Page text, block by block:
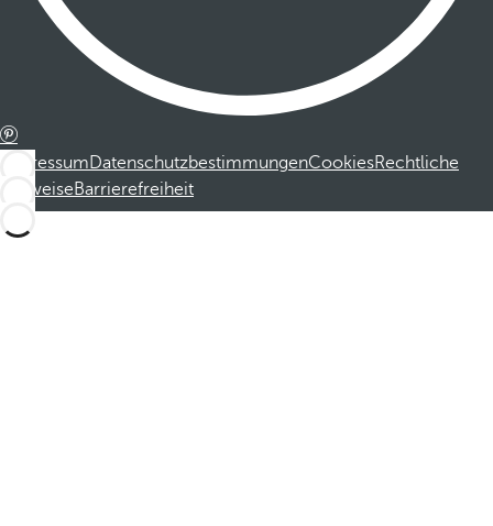
ImpressumDatenschutzbestimmungenCookiesRechtliche
HinweiseBarrierefreiheit